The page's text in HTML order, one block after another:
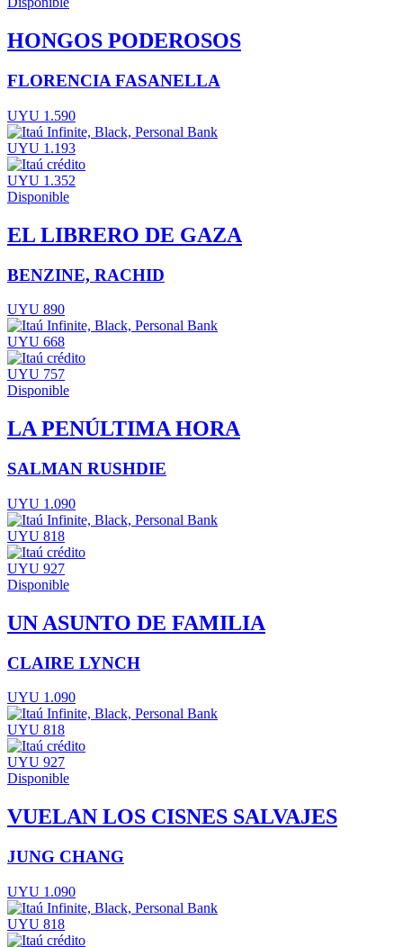
HONGOS PODEROSOS
FLORENCIA FASANELLA
UYU 1.590
UYU 1.193
UYU 1.352
Disponible
EL LIBRERO DE GAZA
BENZINE, RACHID
UYU 890
UYU 668
UYU 757
Disponible
LA PENÚLTIMA HORA
SALMAN RUSHDIE
UYU 1.090
UYU 818
UYU 927
Disponible
UN ASUNTO DE FAMILIA
CLAIRE LYNCH
UYU 1.090
UYU 818
UYU 927
Disponible
VUELAN LOS CISNES SALVAJES
JUNG CHANG
UYU 1.090
UYU 818